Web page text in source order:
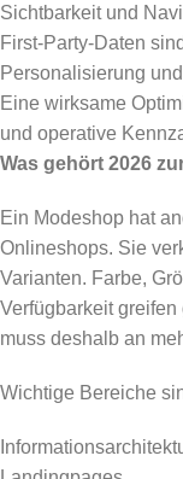
Sichtbarkeit und
First-Party-Daten
Personalisierung
Eine wirksame
und operative
Was gehört 2026
Ein Modeshop hat
Onlineshops. Sie
Varianten. Farbe,
Verfügbarkeit
muss deshalb an
Wichtige Bereiche